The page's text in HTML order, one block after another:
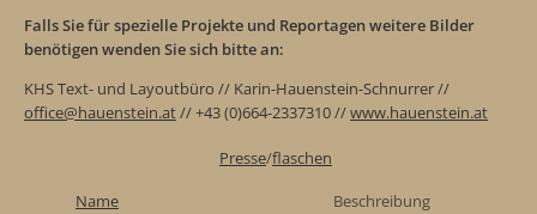
Falls Sie für spezielle Projekte und Reportagen weitere Bilder
benötigen wenden Sie sich bitte an:
KHS Text- und Layoutbüro // Karin-Hauenstein-Schnurrer //
office@hauenstein.at// +43 (0)664-2337310 //www.hauenstein.at
Presse/flaschen
Name
Beschreibung